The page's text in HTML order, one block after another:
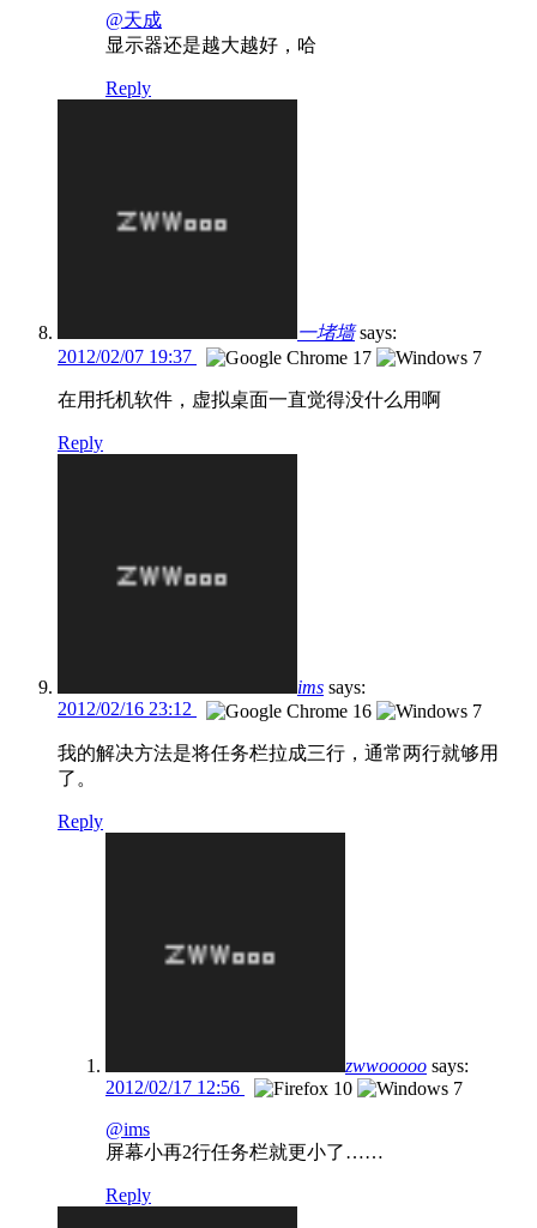
@天成
显示器还是越大越好，哈
Reply
一堵墙 says:
2012/02/07 19:37
在用托机软件，虚拟桌面一直觉得没什么用啊
Reply
ims says:
2012/02/16 23:12
我的解决方法是将任务栏拉成三行，通常两行就够用
了。
Reply
zwwooooo says:
2012/02/17 12:56
@ims
屏幕小再2行任务栏就更小了……
Reply